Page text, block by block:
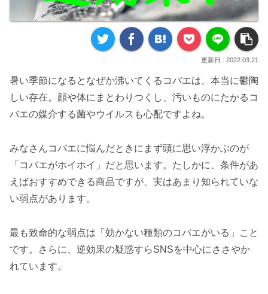
2022.03.21
暑い季節になるとなぜか沸いてくるコバエは、本当に鬱陶
しい存在。顔や体にまとわりつくし、汚いものにたかるコ
バエの媒介する菌やウイルスも心配ですよね。
みなさんコバエに悩んだときにまず頭に思い浮かぶのが
「コバエがホイホイ」だと思います。たしかに、条件があ
えばおすすめできる商品ですが、実はあまり知られていな
い弱点があります。
最も致命的な弱点は「効かない種類のコバエがいる」こと
です。さらに、逆効果の疑惑すらSNSを中心にささやか
れています。